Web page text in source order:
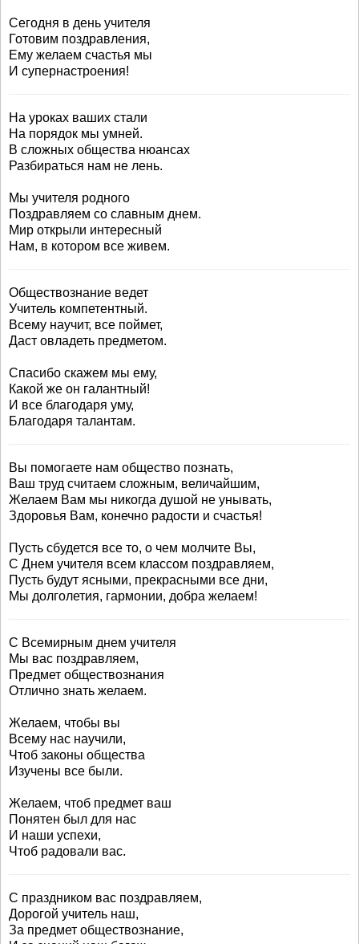
Сегодня в день учителя
Готовим поздравления,
Ему желаем счастья мы
И супернастроения!
На уроках ваших стали
На порядок мы умней.
В сложных общества нюансах
Разбираться нам не лень.
Мы учителя родного
Поздравляем со славным днем.
Мир открыли интересный
Нам, в котором все живем.
Обществознание ведет
Учитель компетентный.
Всему научит, все поймет,
Даст овладеть предметом.
Спасибо скажем мы ему,
Какой же он галантный!
И все благодаря уму,
Благодаря талантам.
Вы помогаете нам общество познать,
Ваш труд считаем сложным, величайшим,
Желаем Вам мы никогда душой не унывать,
Здоровья Вам, конечно радости и счастья!
Пусть сбудется все то, о чем молчите Вы,
С Днем учителя всем классом поздравляем,
Пусть будут ясными, прекрасными все дни,
Мы долголетия, гармонии, добра желаем!
С Всемирным днем учителя
Мы вас поздравляем,
Предмет обществознания
Отлично знать желаем.
Желаем, чтобы вы
Всему нас научили,
Чтоб законы общества
Изучены все были.
Желаем, чтоб предмет ваш
Понятен был для нас
И наши успехи,
Чтоб радовали вас.
С праздником вас поздравляем,
Дорогой учитель наш,
За предмет обществознание,